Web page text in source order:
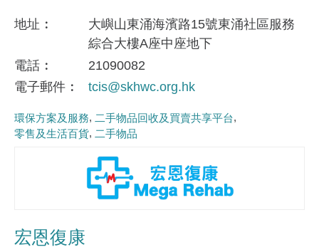
地址
大嶼山東涌海濱路15號東涌社區服務
綜合大樓A座中座地下
電話
21090082
電子郵件
tcis@skhwc.org.hk
環保方案及服務
二手物品回收及買賣共享平台
零售及生活百貨 二手物品
宏恩復康